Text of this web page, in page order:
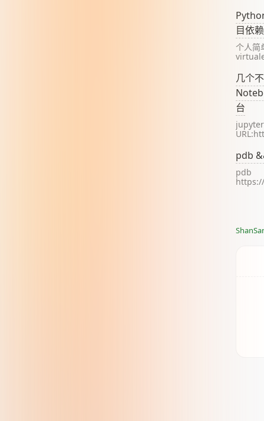
Timer
列
目依
个人简
建"隔
境"的
Docs
几个
台
pdb
pdb